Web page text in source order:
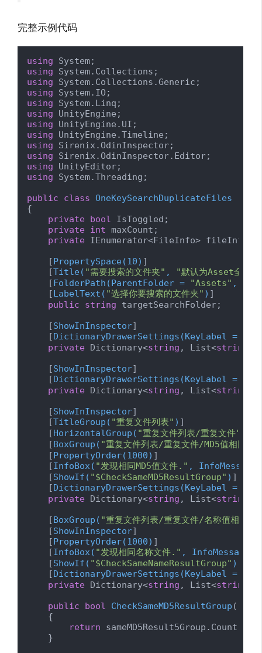
完整示例代码
using
using
using
using
using
using
using
using
using
using
using
using System.Threading;
public
class OneKeySearchDuplicateFiles
{
private
bool IsToggled;
private
int maxCount;
private IEnumerator<FileInfo>
    [
PropertySpace(10) ]
    [
Title( "需要搜索的文件夹" ,
"默认为Asset全目
    [
FolderPath(ParentFolder = "Assets" ,
    [
LabelText( "选择你要搜索的文件夹" ) ]
public
string targetSearchFolder;
    [
ShowInInspector]
    [
DictionaryDrawerSettings(KeyLabel =
private Dictionary<string , List<string
    [
ShowInInspector]
    [
DictionaryDrawerSettings(KeyLabel =
private Dictionary<string , List<string
    [
ShowInInspector]
    [
TitleGroup( "重复文件列表" ) ]
    [
HorizontalGroup( "重复文件列表/重复文件"
    [
BoxGroup( "重复文件列表/重复文件/MD5值相同"
    [
PropertyOrder(1000) ]
    [
InfoBox( "发现相同MD5值文件." ,
    [
ShowIf( "$CheckSameMD5ResultGroup" ) ]
    [
DictionaryDrawerSettings(KeyLabel =
private Dictionary<string , List<string
    [
BoxGroup( "重复文件列表/重复文件/名称值相同"
    [
ShowInInspector]
    [
PropertyOrder(1000) ]
    [
InfoBox( "发现相同名称文件." ,
    [
ShowIf( "$CheckSameNameResultGroup" )
    [
DictionaryDrawerSettings(KeyLabel =
private Dictionary<string , List<string
public
bool CheckSameMD5ResultGroup (
    {
return sameMD5Result5Group.Count >
    }